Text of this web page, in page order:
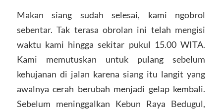
Makan siang sudah selesai, kami ngobrol
sebentar. Tak terasa obrolan ini telah mengisi
waktu kami hingga sekitar pukul 15.00 WITA.
Kami memutuskan untuk pulang sebelum
kehujanan di jalan karena siang itu langit yang
awalnya cerah berubah menjadi gelap kembali.
Sebelum meninggalkan Kebun Raya Bedugul,